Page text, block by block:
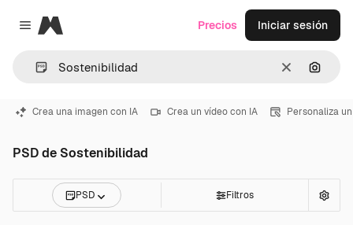
Close menu
Magnific
Borrar
Precios Iniciar sesión
Crea una imagen con IA Crea un vídeo con IA Personaliza
PSD de Sostenibilidad
PSD Filtros